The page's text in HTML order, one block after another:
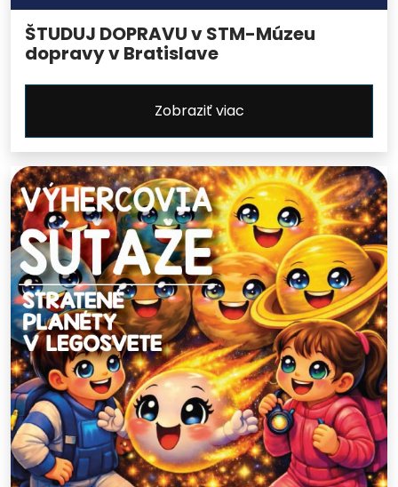
ŠTUDUJ DOPRAVU v STM-Múzeu
dopravy v Bratislave
Zobraziť viac